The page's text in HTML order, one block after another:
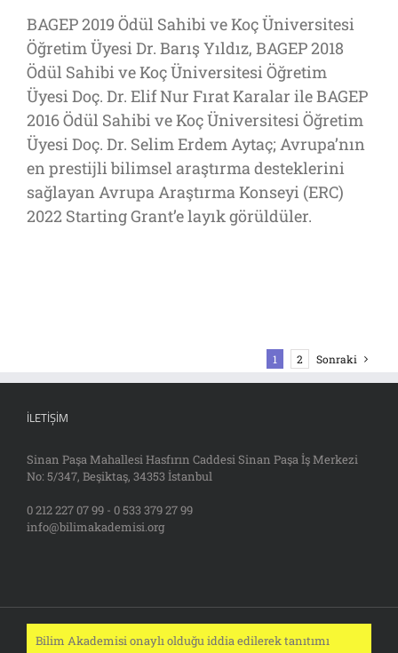
BAGEP 2019 Ödül Sahibi ve Koç Üniversitesi
Öğretim Üyesi Dr. Barış Yıldız, BAGEP 2018
Ödül Sahibi ve Koç Üniversitesi Öğretim
Üyesi Doç. Dr. Elif Nur Fırat Karalar ile BAGEP
2016 Ödül Sahibi ve Koç Üniversitesi Öğretim
Üyesi Doç. Dr. Selim Erdem Aytaç; Avrupa’nın
en prestijli bilimsel araştırma desteklerini
sağlayan Avrupa Araştırma Konseyi (ERC)
2022 Starting Grant’e layık görüldüler.
1 2 Sonraki
İLETIŞIM
Sinan Paşa Mahallesi Hasfırın Caddesi Sinan Paşa İş Merkezi
No: 5/347, Beşiktaş, 34353 İstanbul
0 212 227 07 99 - 0 533 379 27 99
info@bilimakademisi.org
Bilim Akademisi onaylı olduğu iddia edilerek tanıtımı